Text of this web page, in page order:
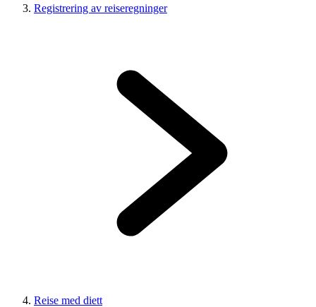
Registrering av reiseregninger
Reise med diett